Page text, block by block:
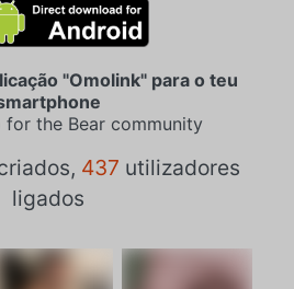
"Omolink" para o teu
for the Bear community
437 utilizadores
ligados